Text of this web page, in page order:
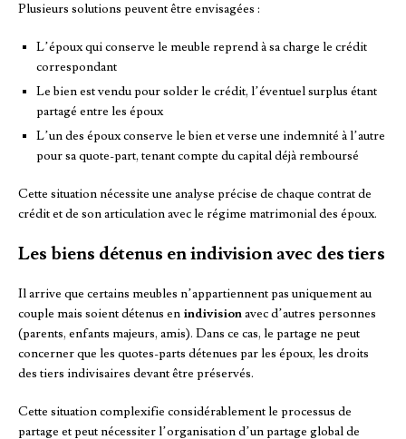
Plusieurs solutions peuvent être envisagées :
L’époux qui conserve le meuble reprend à sa charge le crédit
correspondant
Le bien est vendu pour solder le crédit, l’éventuel surplus étant
partagé entre les époux
L’un des époux conserve le bien et verse une indemnité à l’autre
pour sa quote-part, tenant compte du capital déjà remboursé
Cette situation nécessite une analyse précise de chaque contrat de
crédit et de son articulation avec le régime matrimonial des époux.
Les biens détenus en indivision avec des tiers
Il arrive que certains meubles n’appartiennent pas uniquement au
couple mais soient détenus en indivisionavec d’autres personnes
(parents, enfants majeurs, amis). Dans ce cas, le partage ne peut
concerner que les quotes-parts détenues par les époux, les droits
des tiers indivisaires devant être préservés.
Cette situation complexifie considérablement le processus de
partage et peut nécessiter l’organisation d’un partage global de